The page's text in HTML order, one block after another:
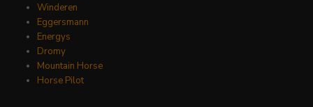
Winderen
Eggersmann
Energys
Dromy
Mountain Horse
Horse Pilot